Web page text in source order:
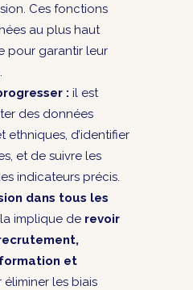
Ces fonctions
au plus haut
pour garantir leur
: il est
des données
ethniques, d’identifier
et de suivre les
indicateurs précis.
dans tous les
implique de revoir
formation et
éliminer les biais